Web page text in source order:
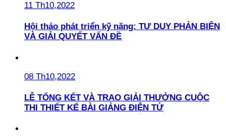
11 Th10,2022
Hội thảo phát triển kỹ năng: TƯ DUY PHẢN BIỆN
VÀ GIẢI QUYẾT VẤN ĐỀ
08 Th10,2022
LỄ TỔNG KẾT VÀ TRAO GIẢI THƯỞNG CUỘC
THI THIẾT KẾ BÀI GIẢNG ĐIỆN TỬ